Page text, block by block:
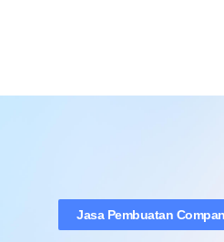
Jasa Pembuatan